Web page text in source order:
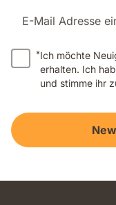
E-Mail Adresse
*Ich möchte
erhalten. Ich
und stimme ihr